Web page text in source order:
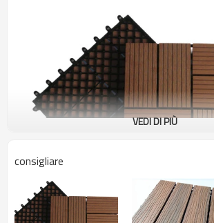
VEDI DI PIÙ
consigliare